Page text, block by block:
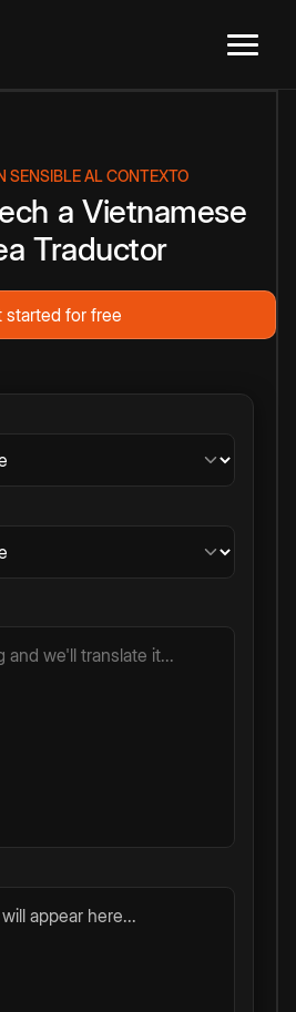
SENSIBLE AL CONTEXTO
a Vietnamese
Traductor
started for free
appear here...